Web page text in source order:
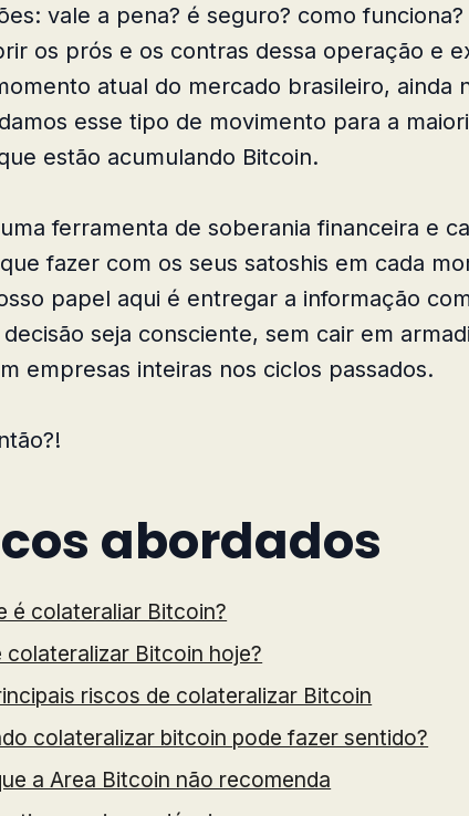
vale a pena? é seguro? como
os prós e os contras dessa operação e
atual do mercado brasileiro, ainda
esse tipo de movimento para a
estão acumulando Bitcoin.
ferramenta de soberania financeira e
fazer com os seus satoshis em cada
papel aqui é entregar a informação
seja consciente, sem cair em
empresas inteiras nos ciclos passados.
abordados
é colateraliar Bitcoin?
colateralizar Bitcoin hoje?
riscos de colateralizar Bitcoin
colateralizar bitcoin pode fazer sentido?
a Area Bitcoin não recomenda